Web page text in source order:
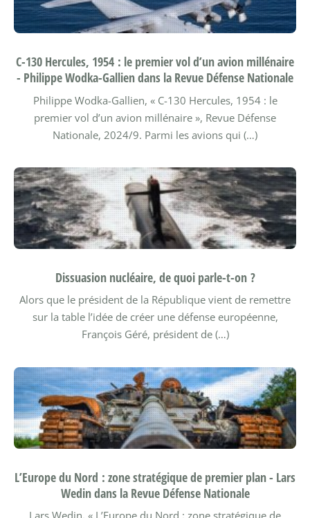
C-130 Hercules, 1954 : le premier vol d’un avion millénaire
- Philippe Wodka-Gallien dans la Revue Défense Nationale
Philippe Wodka-Gallien, « C-130 Hercules, 1954 : le
premier vol d’un avion millénaire », Revue Défense
Nationale, 2024/9. Parmi les avions qui (…)
Dissuasion nucléaire, de quoi parle-t-on ?
Alors que le président de la République vient de remettre
sur la table l’idée de créer une défense européenne,
François Géré, président de (…)
L’Europe du Nord : zone stratégique de premier plan - Lars
Wedin dans la Revue Défense Nationale